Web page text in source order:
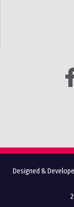
Designed &